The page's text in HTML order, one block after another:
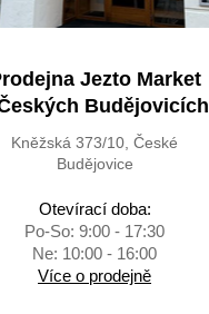
Jezto Market
Budějovicích
Kněžská 373/10, České
Budějovice
Otevírací doba:
Po-So: 9:00 - 17:30
Ne: 10:00 - 16:00
Více o prodejně